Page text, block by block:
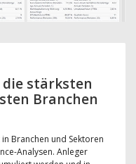
die stärksten
Branchen
Branchen und Sektoren
Analysen. Anleger